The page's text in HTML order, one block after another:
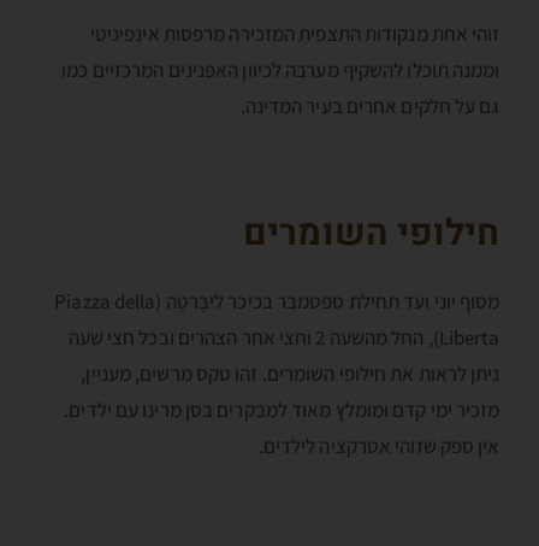
זוהי אחת מנקודות התצפית המזכירה מרפסות אינְפיניטי
וממנה תוכלו להשקיף מערבה לכיוון האפּנינים המרכזיים כמו
גם על חלקים אחרים בעיר המדינה.
חילופי השומרים
מסוף יוני ועד תחילת ספטמבר בכיכר ליבֶּרְטָה (Piazza della
Liberta), החל מהשעה 2 וחצי אחר הצהרים ובכל חצי שעה
ניתן לראות את חילופי השומרים. זהו טקס מרשים, מעניין,
מזכיר ימי קדם ומומלץ מאוד למבקרים בסן מרינו עם ילדים.
אין ספק שזוהי אטרקציה לילדים.